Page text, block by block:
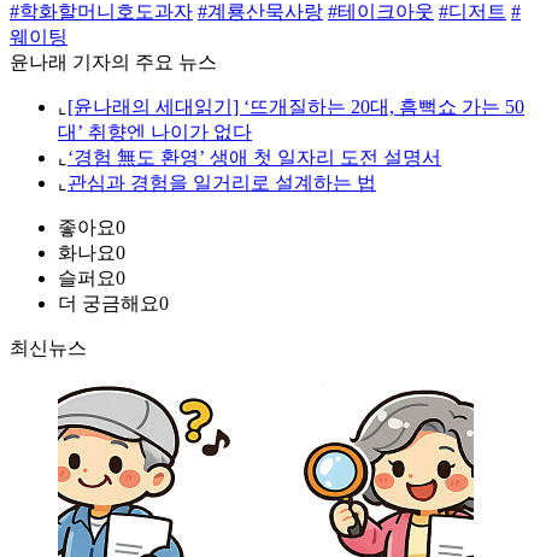
#학화할머니호도과자 #계룡산묵사랑 #테이크아웃 #디저트 #
웨이팅
윤나래 기자의 주요 뉴스
⌞ [윤나래의 세대읽기] ‘뜨개질하는 20대, 흠뻑쇼 가는 50
대’ 취향엔 나이가 없다
⌞ ‘경험 無도 환영’ 생애 첫 일자리 도전 설명서
⌞ 관심과 경험을 일거리로 설계하는 법
좋아요0
화나요0
슬퍼요0
더 궁금해요0
최신뉴스